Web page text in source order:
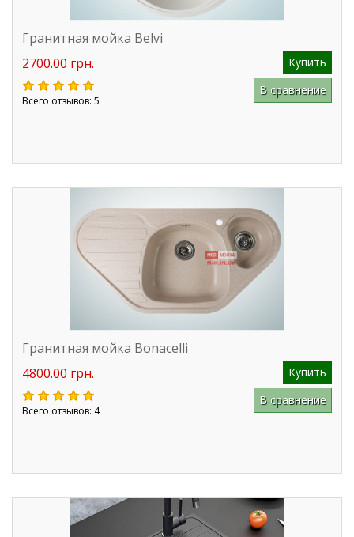
Гранитная мойка Belvi
2700.00 грн.
Купить
Всего отзывов: 5
В сравнение
Гранитная мойка Bonacelli
4800.00 грн.
Купить
Всего отзывов: 4
В сравнение